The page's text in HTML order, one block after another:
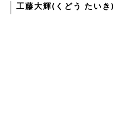
工藤大輝(くどう たいき)